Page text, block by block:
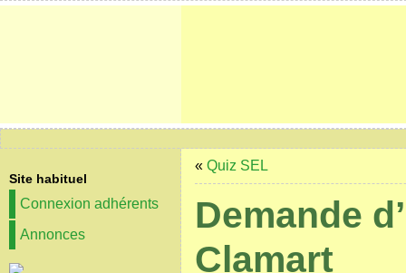
Site habituel
Connexion adhérents
Annonces
« Quiz SEL
Demande
Clamart